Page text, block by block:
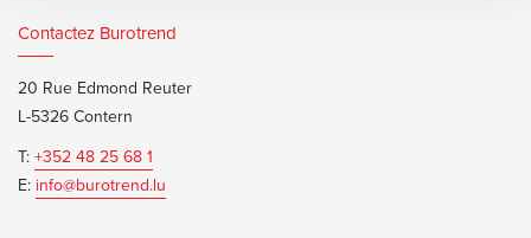
Contactez Burotrend
20 Rue Edmond Reuter
L-5326 Contern
T:+352 48 25 68 1
E: info@burotrend.lu